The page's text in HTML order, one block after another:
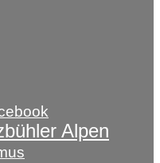
Alpen